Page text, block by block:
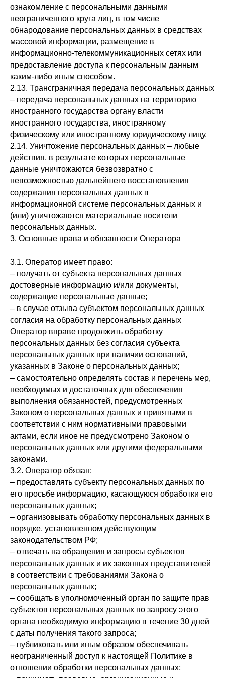
ознакомление с персональными данными
неограниченного круга лиц, в том числе
обнародование персональных данных в средствах
массовой информации, размещение в
информационно-телекоммуникационных сетях или
предоставление доступа к персональным данным
каким-либо иным способом.
2.13. Трансграничная передача персональных данных
– передача персональных данных на территорию
иностранного государства органу власти
иностранного государства, иностранному
физическому или иностранному юридическому лицу.
2.14. Уничтожение персональных данных – любые
действия, в результате которых персональные
данные уничтожаются безвозвратно с
невозможностью дальнейшего восстановления
содержания персональных данных в
информационной системе персональных данных и
(или) уничтожаются материальные носители
персональных данных.
3. Основные права и обязанности Оператора
3.1. Оператор имеет право:
– получать от субъекта персональных данных
достоверные информацию и/или документы,
содержащие персональные данные;
– в случае отзыва субъектом персональных данных
согласия на обработку персональных данных
Оператор вправе продолжить обработку
персональных данных без согласия субъекта
персональных данных при наличии оснований,
указанных в Законе о персональных данных;
– самостоятельно определять состав и перечень мер,
необходимых и достаточных для обеспечения
выполнения обязанностей, предусмотренных
Законом о персональных данных и принятыми в
соответствии с ним нормативными правовыми
актами, если иное не предусмотрено Законом о
персональных данных или другими федеральными
законами.
3.2. Оператор обязан:
– предоставлять субъекту персональных данных по
его просьбе информацию, касающуюся обработки его
персональных данных;
– организовывать обработку персональных данных в
порядке, установленном действующим
законодательством РФ;
– отвечать на обращения и запросы субъектов
персональных данных и их законных представителей
в соответствии с требованиями Закона о
персональных данных;
– сообщать в уполномоченный орган по защите прав
субъектов персональных данных по запросу этого
органа необходимую информацию в течение 30 дней
с даты получения такого запроса;
– публиковать или иным образом обеспечивать
неограниченный доступ к настоящей Политике в
отношении обработки персональных данных;